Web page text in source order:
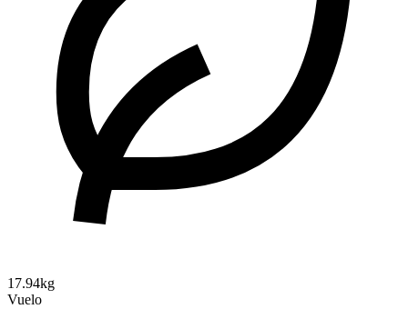
17.94kg
Vuelo